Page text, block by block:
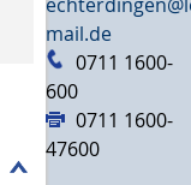
mail.de
0711 1600-
600
0711 1600-
47600